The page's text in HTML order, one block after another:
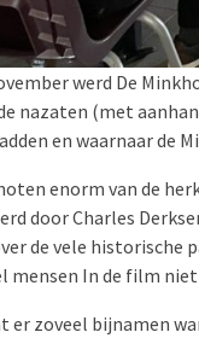
werd De
nazaten (met
en waarnaar de
enorm van de
door Charles
de vele historische
mensen In de film
er zoveel bijnamen